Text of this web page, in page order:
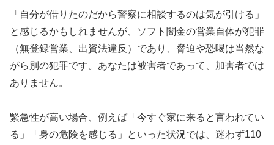
「自分が借りたのだから警察に相談するのは気が引ける」
と感じるかもしれませんが、ソフト闇金の営業自体が犯罪
（無登録営業、出資法違反）であり、脅迫や恐喝は当然な
がら別の犯罪です。あなたは被害者であって、加害者では
ありません。
緊急性が高い場合、例えば「今すぐ家に来ると言われてい
る」「身の危険を感じる」といった状況では、迷わず110